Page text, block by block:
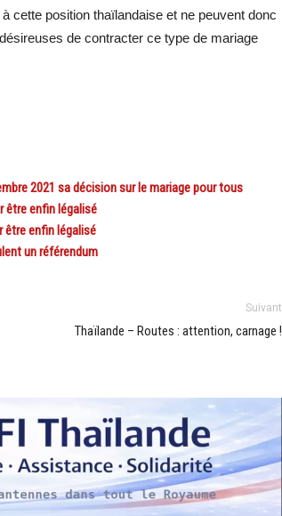
cette position thaïlandaise et ne peuvent donc
de contracter ce type de mariage
2021 sa décision sur le mariage pour tous
être enfin légalisé
être enfin légalisé
un référendum
Suivant
Thaïlande – Routes : attention, carnage !